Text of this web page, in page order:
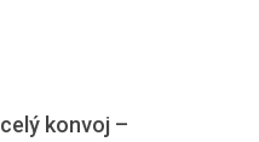
konvoj –